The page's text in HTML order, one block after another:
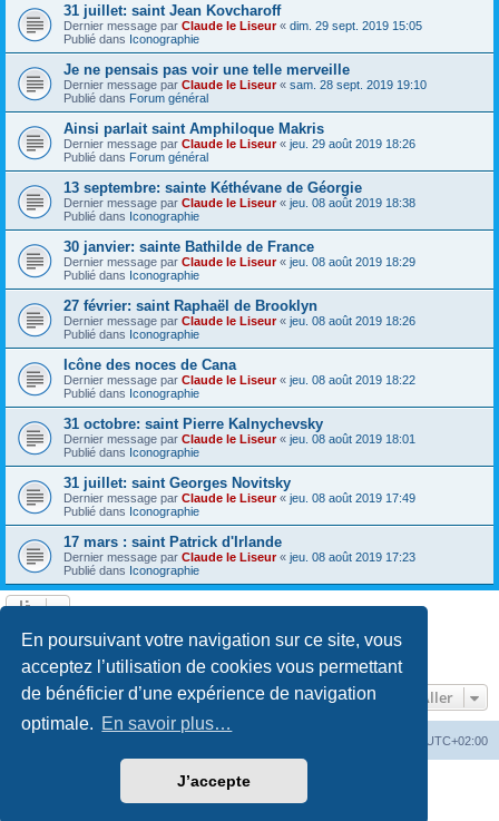
En poursuivant votre navigation sur ce site, vous
acceptez l’utilisation de cookies vous permettant
de bénéficier d’une expérience de navigation
optimale. En savoir plus…
J’accepte
31 juillet: saint Jean Kovcharoff
Dernier message par Claude le Liseur« dim. 29 sept. 2019 15:05
Publié dans Iconographie
Je ne pensais pas voir une telle merveille
Dernier message par Claude le Liseur« sam. 28 sept. 2019 19:10
Publié dans Forum général
Ainsi parlait saint Amphiloque Makris
Dernier message par Claude le Liseur« jeu. 29 août 2019 18:26
Publié dans Forum général
13 septembre: sainte Kéthévane de Géorgie
Dernier message par Claude le Liseur« jeu. 08 août 2019 18:38
Publié dans Iconographie
30 janvier: sainte Bathilde de France
Dernier message par Claude le Liseur« jeu. 08 août 2019 18:29
Publié dans Iconographie
27 février: saint Raphaël de Brooklyn
Dernier message par Claude le Liseur« jeu. 08 août 2019 18:26
Publié dans Iconographie
Icône des noces de Cana
Dernier message par Claude le Liseur« jeu. 08 août 2019 18:22
Publié dans Iconographie
31 octobre: saint Pierre Kalnychevsky
Dernier message par Claude le Liseur« jeu. 08 août 2019 18:01
Publié dans Iconographie
31 juillet: saint Georges Novitsky
Dernier message par Claude le Liseur« jeu. 08 août 2019 17:49
Publié dans Iconographie
17 mars : saint Patrick d'Irlande
Dernier message par Claude le Liseur« jeu. 08 août 2019 17:23
Publié dans Iconographie
Page1sur20
3
Aller
UTC+02:00
phpBB® Forum Software © phpBB Limited
©